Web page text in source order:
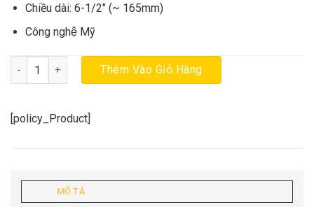
Chiều dài: 6-1/2″ (~ 165mm)
Công nghệ Mỹ
Dao rọc giấy 18mm Stanley 0-10-151 chính hãng số lượng
Thêm Vào Giỏ Hàng
[policy_Product]
MÔ TẢ